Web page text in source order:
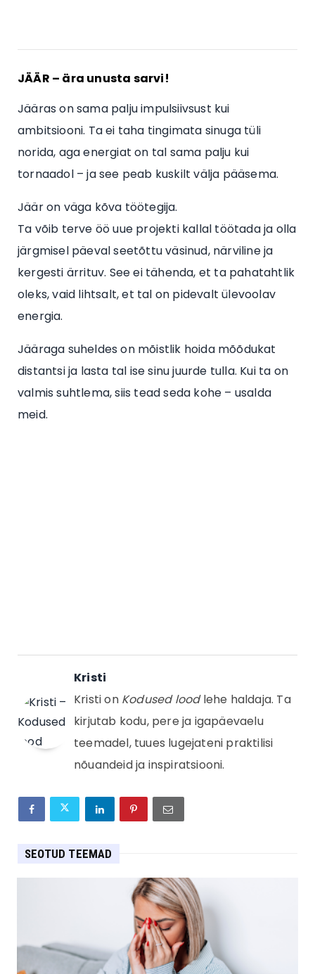
JÄÄR – ära unusta sarvi!
Jääras on sama palju impulsiivsust kui
ambitsiooni. Ta ei taha tingimata sinuga tüli
norida, aga energiat on tal sama palju kui
tornaadol – ja see peab kuskilt välja pääsema.
Jäär on väga kõva töötegija.
Ta võib terve öö uue projekti kallal töötada ja olla
järgmisel päeval seetõttu väsinud, närviline ja
kergesti ärrituv. See ei tähenda, et ta pahatahtlik
oleks, vaid lihtsalt, et tal on pidevalt ülevoolav
energia.
Jääraga suheldes on mõistlik hoida mõõdukat
distantsi ja lasta tal ise sinu juurde tulla. Kui ta on
valmis suhtlema, siis tead seda kohe – usalda
meid.
Kristi
Kristi on Kodused loodlehe haldaja. Ta
kirjutab kodu, pere ja igapäevaelu
teemadel, tuues lugejateni praktilisi
nõuandeid ja inspiratsiooni.
SEOTUD TEEMAD